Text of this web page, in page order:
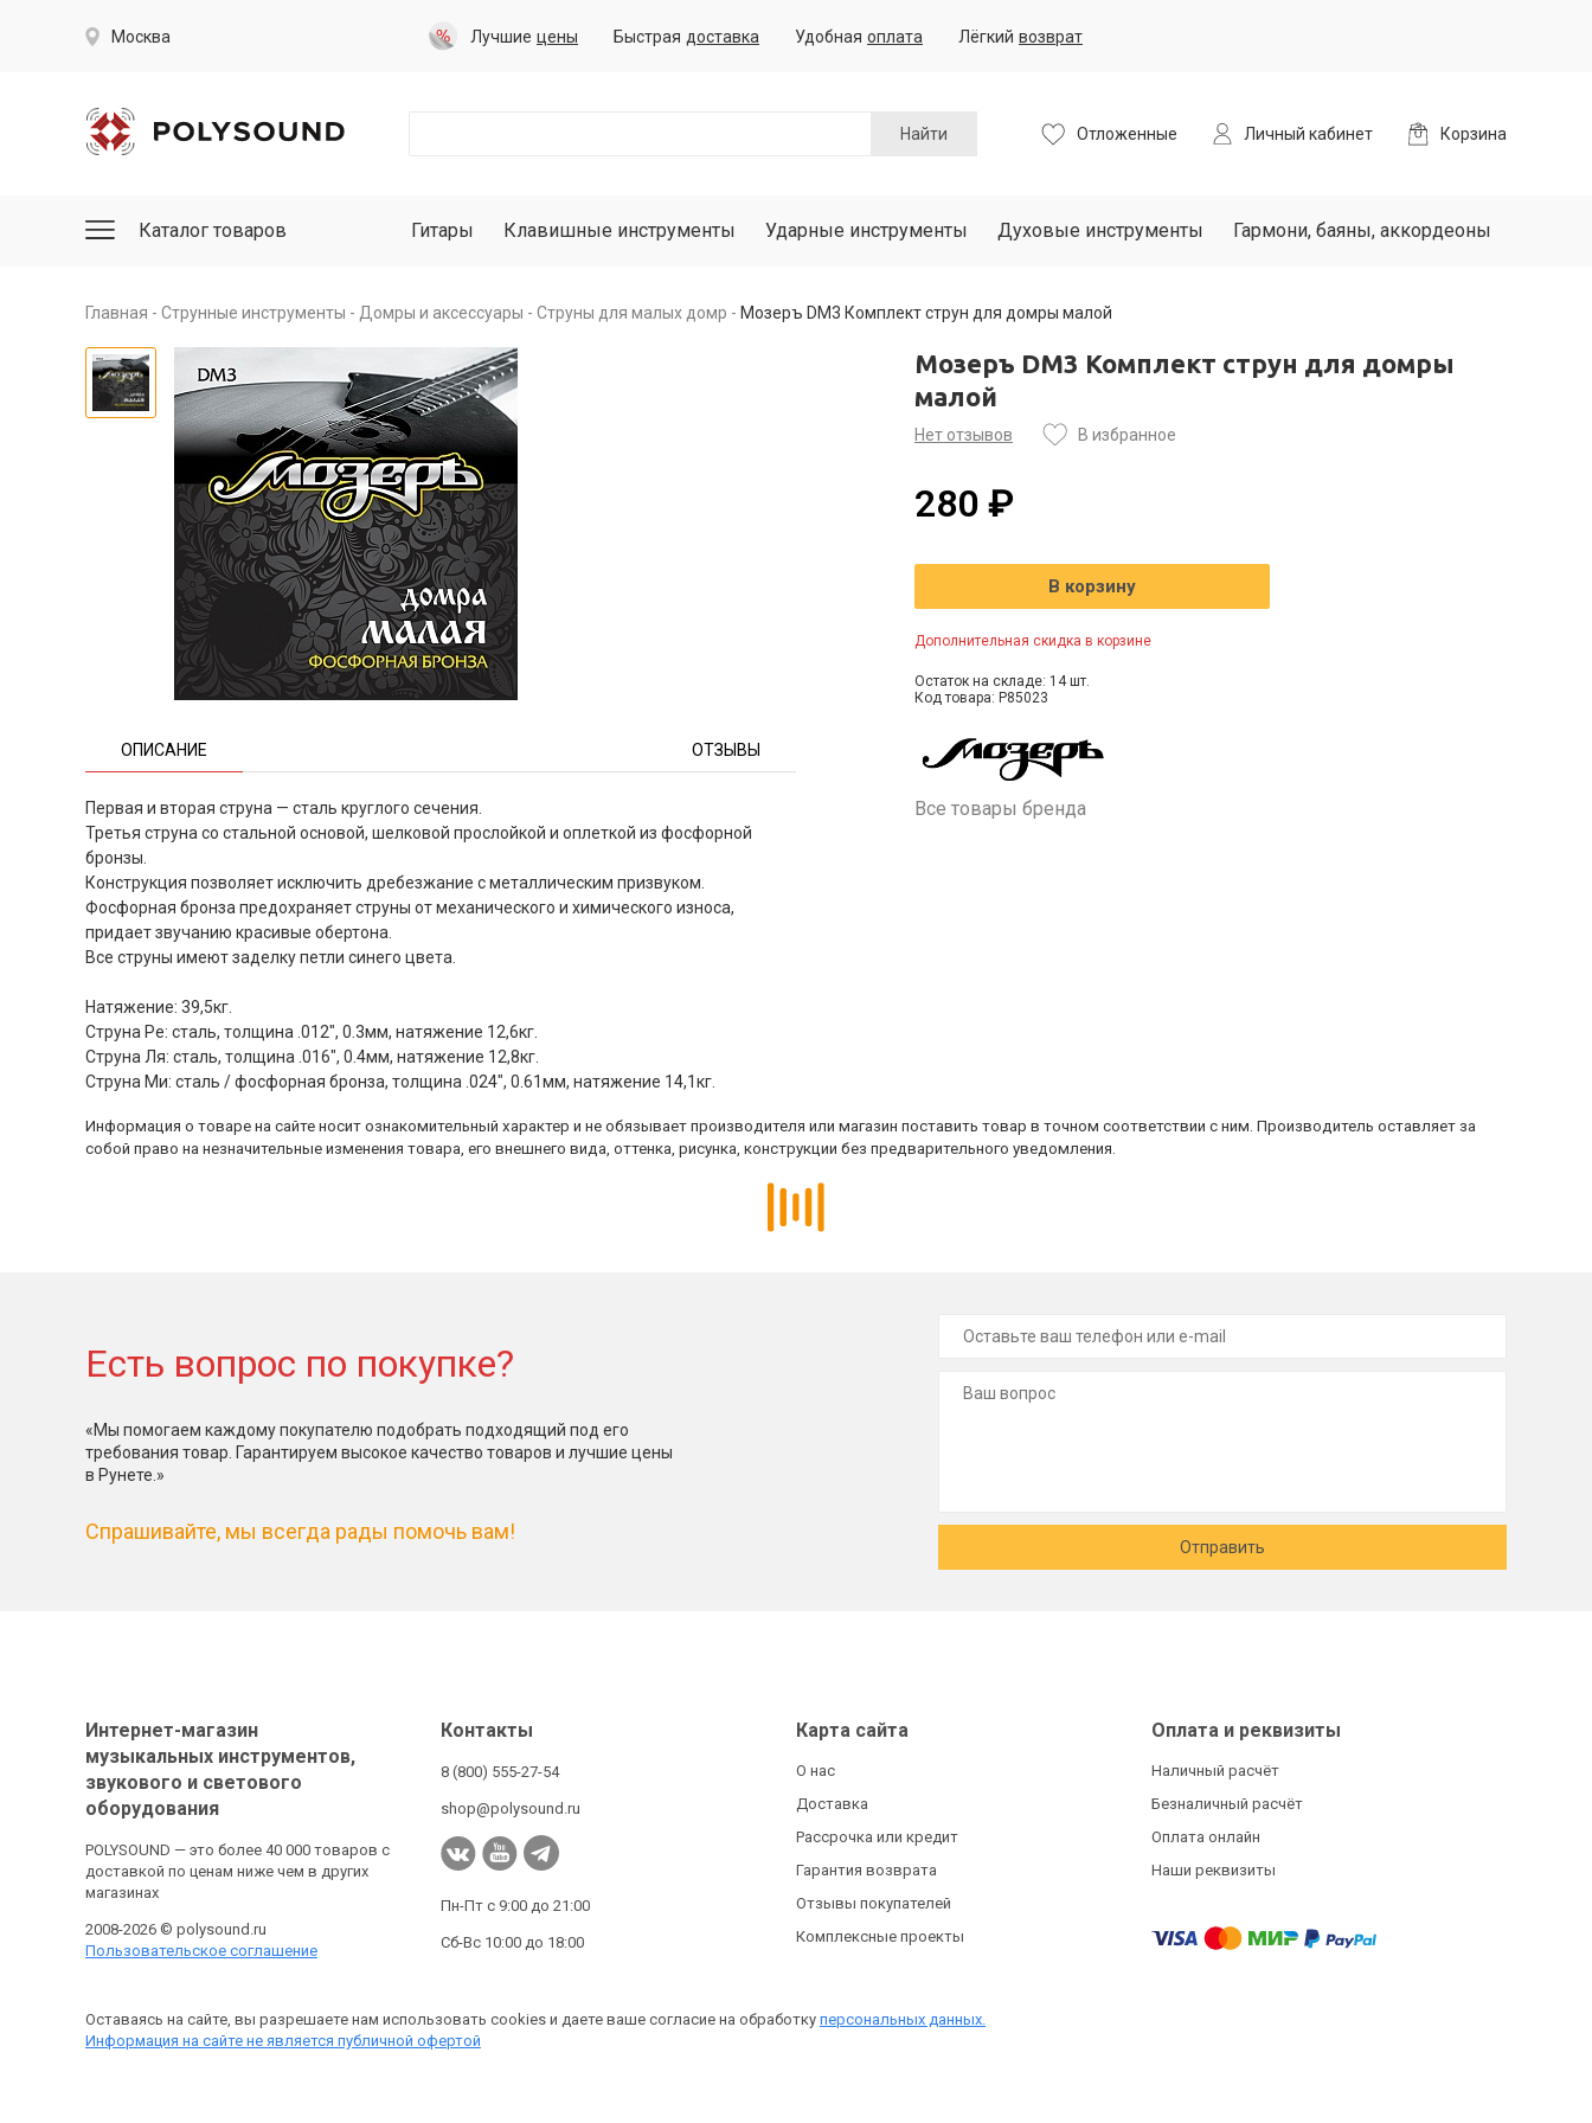
Москва Лучшие цены Быстрая доставка Удобная оплата Лёгкий возврат
Найти Отложенные Личный кабинет Корзина
Каталог товаров Гитары Клавишные инструменты Ударные инструменты Духовые инструменты Гармони, баяны, аккордеоны
Главная Струнные инструменты Домры и аксессуары Струны для малых домр Мозеръ DM3 Комплект струн для домры малой
ОПИСАНИЕ ОТЗЫВЫ
Первая и вторая струна — сталь круглого сечения.
Третья струна со стальной основой, шелковой прослойкой и оплеткой из фосфорной
бронзы.
Конструкция позволяет исключить дребезжание с металлическим призвуком.
Фосфорная бронза предохраняет струны от механического и химического износа,
придает звучанию красивые обертона.
Все струны имеют заделку петли синего цвета.
Натяжение: 39,5кг.
Струна Ре: сталь, толщина .012", 0.3мм, натяжение 12,6кг.
Струна Ля: сталь, толщина .016", 0.4мм, натяжение 12,8кг.
Струна Ми: сталь / фосфорная бронза, толщина .024", 0.61мм, натяжение 14,1кг.
Мозеръ DM3 Комплект струн для домры
малой
Нет отзывов В избранное
280 ₽
В корзину
Дополнительная скидка в корзине
Остаток на складе: 14 шт.
Код товара: P85023
Все товары бренда
Информация о товаре на сайте носит ознакомительный характер и не обязывает производителя или магазин поставить товар в точном соответствии с ним. Производитель оставляет за
собой право на незначительные изменения товара, его внешнего вида, оттенка, рисунка, конструкции без предварительного уведомления.
Есть вопрос по покупке?
«Мы помогаем каждому покупателю подобрать подходящий под его
требования товар. Гарантируем высокое качество товаров и лучшие цены
в Рунете.»
Спрашивайте, мы всегда рады помочь вам!
Отправить
Интернет-магазин
музыкальных инструментов,
звукового и светового
оборудования
POLYSOUND — это более 40 000 товаров с
доставкой по ценам ниже чем в других
магазинах
2008-2026 © polysound.ru
Пользовательское соглашение
Контакты
8 (800) 555-27-54
shop@polysound.ru
Пн-Пт с 9:00 до 21:00
Сб-Вс 10:00 до 18:00
Карта сайта
О нас
Доставка
Рассрочка или кредит
Гарантия возврата
Отзывы покупателей
Комплексные проекты
Оплата и реквизиты
Наличный расчёт
Безналичный расчёт
Оплата онлайн
Наши реквизиты
Оставаясь на сайте, вы разрешаете нам использовать cookies и даете ваше согласие на обработку персональных данных.
Информация на сайте не является публичной офертой